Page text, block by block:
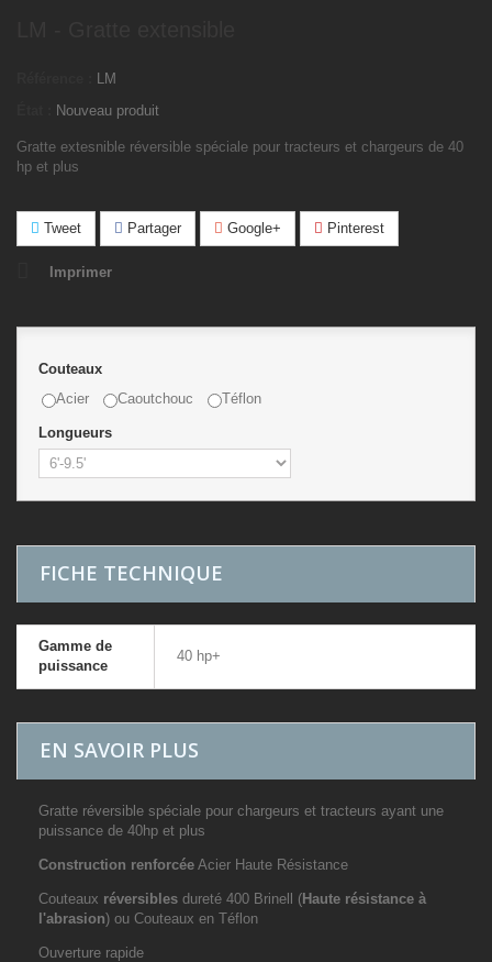
LM
Nouveau produit
Gratte extesnible réversible spéciale pour tracteurs et chargeurs de 40
hp et plus
Tweet Partager Google+ Pinterest
Imprimer
Couteaux
Acier
Caoutchouc Téflon
Longueurs
FICHE TECHNIQUE
Gamme de
puissance
40 hp+
EN SAVOIR PLUS
Gratte réversible spéciale pour chargeurs et tracteurs ayant une
puissance de 40hp et plus
Construction renforcée Acier Haute Résistance
Couteaux réversibles dureté 400 Brinell ( Haute résistance à
l'abrasion) ou Couteaux en Téflon
Ouverture rapide